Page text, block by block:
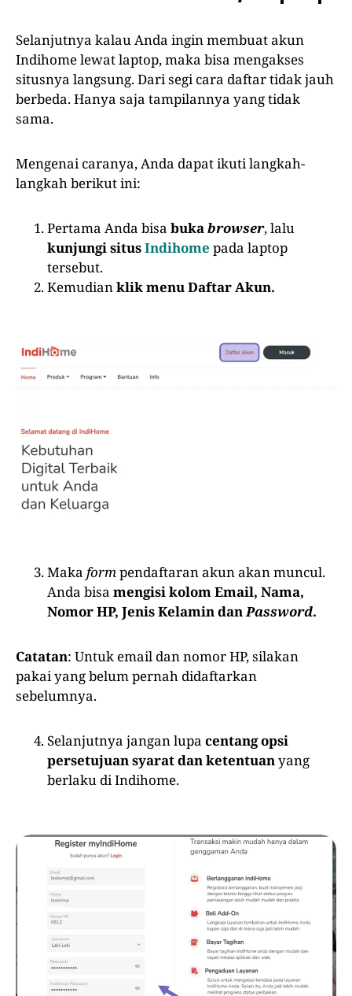
Selanjutnya kalau Anda ingin membuat akun
Indihome lewat laptop, maka bisa mengakses
situsnya langsung. Dari segi cara daftar tidak jauh
berbeda. Hanya saja tampilannya yang tidak
sama.
Mengenai caranya, Anda dapat ikuti langkah-
langkah berikut ini:
Pertama Anda bisa bukabrowser, lalu
kunjungi situsIndihome pada laptop
tersebut.
Kemudianklik menu Daftar Akun.
Maka formpendaftaran akun akan muncul.
Anda bisa mengisi kolom Email, Nama,
Nomor HP, Jenis Kelamin danPassword.
Catatan: Untuk email dan nomor HP, silakan
pakai yang belum pernah didaftarkan
sebelumnya.
Selanjutnya jangan lupa centang opsi
persetujuan syarat dan ketentuanyang
berlaku di Indihome.